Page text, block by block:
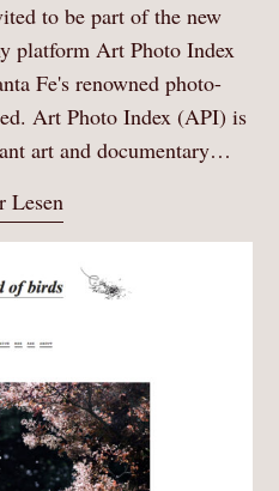
to be part of the new
platform Art Photo Index
Fe's renowned photo-
Art Photo Index (API) is
art and documentary…
Lesen